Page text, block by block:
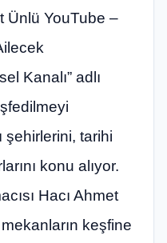
Ünlü YouTube –
Kanalı” adlı
şehirlerini, tarihi
konu alıyor.
Hacı Ahmet
keşfine